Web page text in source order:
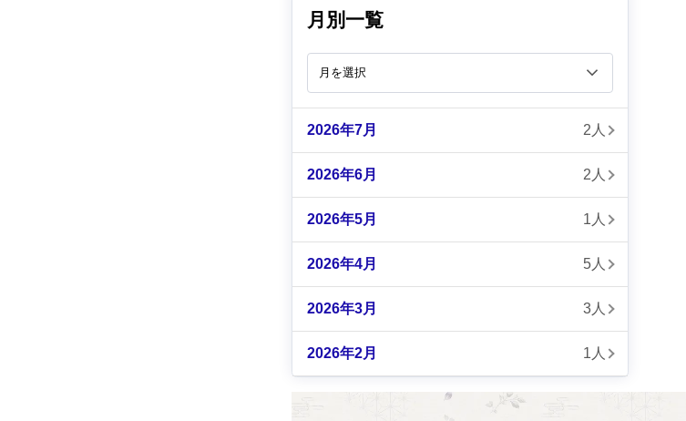
月別一覧
2026年7月 2人
2026年6月 2人
2026年5月 1人
2026年4月 5人
2026年3月 3人
2026年2月 1人